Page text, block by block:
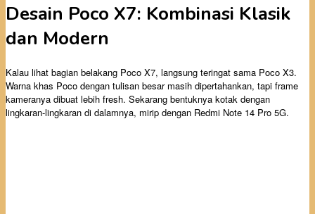
Desain Poco X7: Kombinasi Klasik
dan Modern
Kalau lihat bagian belakang Poco X7, langsung teringat sama Poco X3.
Warna khas Poco dengan tulisan besar masih dipertahankan, tapi frame
kameranya dibuat lebih fresh. Sekarang bentuknya kotak dengan
lingkaran-lingkaran di dalamnya, mirip dengan Redmi Note 14 Pro 5G.